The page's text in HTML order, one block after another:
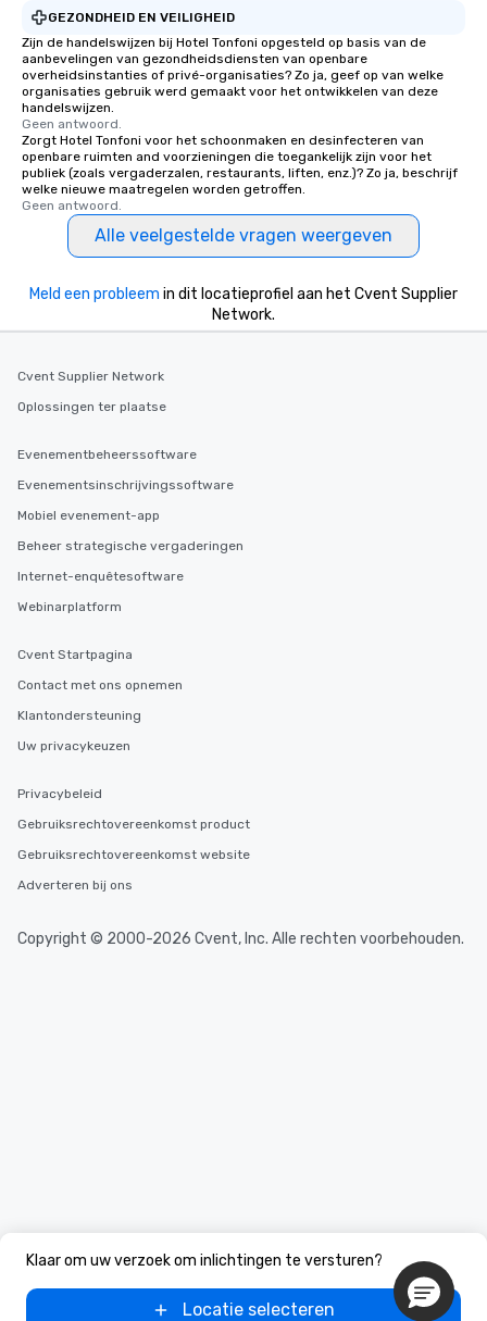
GEZONDHEID EN VEILIGHEID
Zijn de handelswijzen bij Hotel Tonfoni opgesteld op basis van de
aanbevelingen van gezondheidsdiensten van openbare
overheidsinstanties of privé-organisaties? Zo ja, geef op van welke
organisaties gebruik werd gemaakt voor het ontwikkelen van deze
handelswijzen.
Geen antwoord.
Zorgt Hotel Tonfoni voor het schoonmaken en desinfecteren van
openbare ruimten and voorzieningen die toegankelijk zijn voor het
publiek (zoals vergaderzalen, restaurants, liften, enz.)? Zo ja, beschrijf
welke nieuwe maatregelen worden getroffen.
Geen antwoord.
Alle veelgestelde vragen weergeven
Klaar om uw verzoek om inlichtingen te versturen?
Locatie selecteren
Meld een probleem in dit locatieprofiel aan het Cvent Supplier
Network.
Cvent Supplier Network
Oplossingen ter plaatse
Evenementbeheerssoftware
Evenementsinschrijvingssoftware
Mobiel evenement-app
Beheer strategische vergaderingen
Internet-enquêtesoftware
Webinarplatform
Cvent Startpagina
Contact met ons opnemen
Klantondersteuning
Uw privacykeuzen
Privacybeleid
Gebruiksrechtovereenkomst product
Gebruiksrechtovereenkomst website
Adverteren bij ons
Copyright © 2000-2026 Cvent, Inc. Alle rechten voorbehouden.